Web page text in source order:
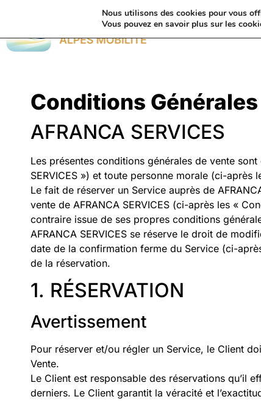
Avis Clients
Conditions
AFRANCA SERVICES
Les présentes conditions générales de vente sont
SERVICES ») et toute personne morale (ci-
Le fait de réserver un Service auprès de
vente de AFRANCA SERVICES (ci-après les «
contraire issue de ses propres conditions
AFRANCA SERVICES se réserve le droit de
date de la confirmation ferme du Service (ci-
de la réservation.
1. RÉSERVATION
Avertissement
Pour réserver et/ou régler un Service, le Client
Vente.
Le Client est responsable des réservations qu’il
derniers. Le Client garantit la véracité et
Nous utilisons des cookies pour vous
Vous pouvez en savoir plus sur les